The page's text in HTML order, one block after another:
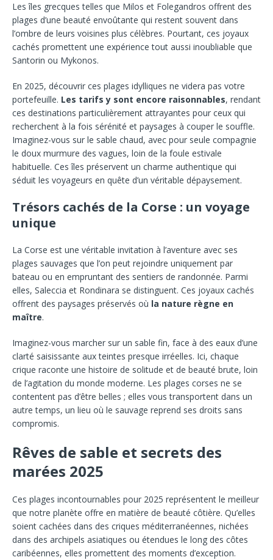
Les îles grecques telles que Milos et Folegandros offrent des
plages d’une beauté envoûtante qui restent souvent dans
l’ombre de leurs voisines plus célèbres. Pourtant, ces joyaux
cachés promettent une expérience tout aussi inoubliable que
Santorin ou Mykonos.
En 2025, découvrir ces plages idylliques ne videra pas votre
portefeuille. Les tarifs y sont encore raisonnables, rendant
ces destinations particulièrement attrayantes pour ceux qui
recherchent à la fois sérénité et paysages à couper le souffle.
Imaginez-vous sur le sable chaud, avec pour seule compagnie
le doux murmure des vagues, loin de la foule estivale
habituelle. Ces îles préservent un charme authentique qui
séduit les voyageurs en quête d’un véritable dépaysement.
Trésors cachés de la Corse : un voyage
unique
La Corse est une véritable invitation à l’aventure avec ses
plages sauvages que l’on peut rejoindre uniquement par
bateau ou en empruntant des sentiers de randonnée. Parmi
elles, Saleccia et Rondinara se distinguent. Ces joyaux cachés
offrent des paysages préservés où la nature règne en
maître.
Imaginez-vous marcher sur un sable fin, face à des eaux d’une
clarté saisissante aux teintes presque irréelles. Ici, chaque
crique raconte une histoire de solitude et de beauté brute, loin
de l’agitation du monde moderne. Les plages corses ne se
contentent pas d’être belles ; elles vous transportent dans un
autre temps, un lieu où le sauvage reprend ses droits sans
compromis.
Rêves de sable et secrets des
marées 2025
Ces plages incontournables pour 2025 représentent le meilleur
que notre planète offre en matière de beauté côtière. Qu’elles
soient cachées dans des criques méditerranéennes, nichées
dans des archipels asiatiques ou étendues le long des côtes
caribéennes, elles promettent des moments d’exception.